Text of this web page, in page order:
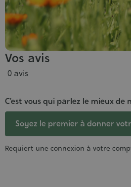
Vos avis
0 avis
C’est vous qui parlez le mieux de
Soyez le premier à donner
Requiert une connexion à votre